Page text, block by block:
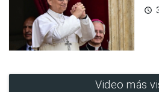
access_time
Video más